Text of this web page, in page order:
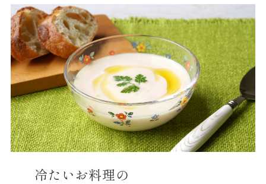
冷たいお料理の